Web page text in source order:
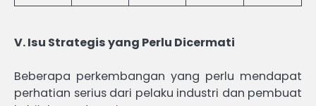
V. Isu Strategis yang Perlu Dicermati
Beberapa perkembangan yang perlu mendapat
perhatian serius dari pelaku industri dan pembuat